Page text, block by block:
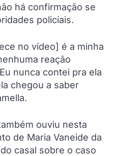
há confirmação se
policiais.
no vídeo] é a minha
reação
nunca contei pra ela
chegou a saber
ouviu nesta
de Maria Vaneide da
casal sobre o caso